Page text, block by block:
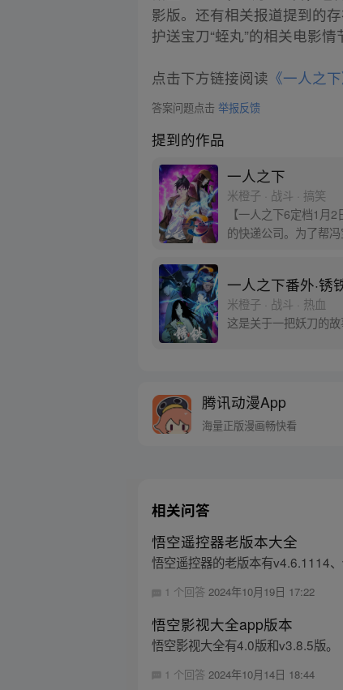
影版。还有相关报道提到的
护送宝刀“蛭丸”的相关电影情
点击下方链接阅读 《一人之下
答案问题点击举报反馈
提到的作品
一人之下
米橙子 · 战斗 · 搞笑
【一人之下6定档1月
的快递公司。为了帮
一人之下番外·锈
米橙子 · 战斗 · 热血
这是关于一把妖刀的
腾讯动漫App
海量正版漫画畅快看
相关问答
悟空遥控器老版本大全
悟空遥控器的老版本有v4.6.1114
1 个回答2024年10月19日 17:22
悟空影视大全app版本
悟空影视大全有4.0版和v3.8.5版。
1 个回答 2024年10月14日 18:44